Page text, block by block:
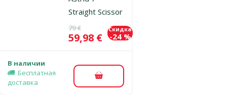
Straight Scissor
Исходная цена
79 €
Цена
59,98 €
Скидка
-24 %
В наличии
Бесплатная
доставка
В корзину